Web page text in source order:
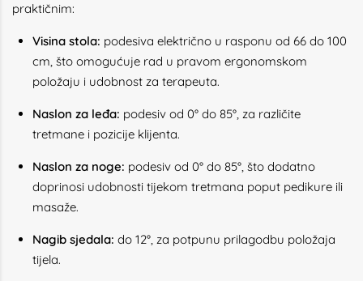
praktičnim:
Visina stola: podesiva električno u rasponu od 66 do 100
cm, što omogućuje rad u pravom ergonomskom
položaju i udobnost za terapeuta.
Naslon za leđa: podesiv od 0° do 85°, za različite
tretmane i pozicije klijenta.
Naslon za noge: podesiv od 0° do 85°, što dodatno
doprinosi udobnosti tijekom tretmana poput pedikure ili
masaže.
Nagib sjedala: do 12°, za potpunu prilagodbu položaja
tijela.